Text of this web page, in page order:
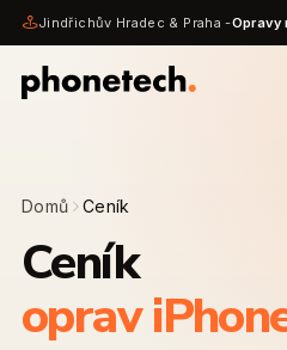
Jindřichův Hradec & Praha -Opravy
Domů Ceník
Ceník
oprav